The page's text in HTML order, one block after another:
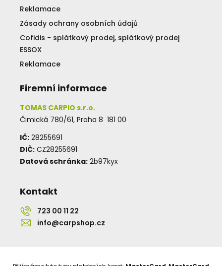
Reklamace
Zásady ochrany osobních údajů
Cofidis - splátkový prodej, splátkový prodej
ESSOX
Reklamace
Firemní informace
TOMAS CARPIO s.r.o.
Čimická 780/61, Praha 8 181 00
IČ: 28255691
DIČ: CZ28255691
Datová schránka: 2b97kyx
Kontakt
723 00 11 22
info@carpshop.cz